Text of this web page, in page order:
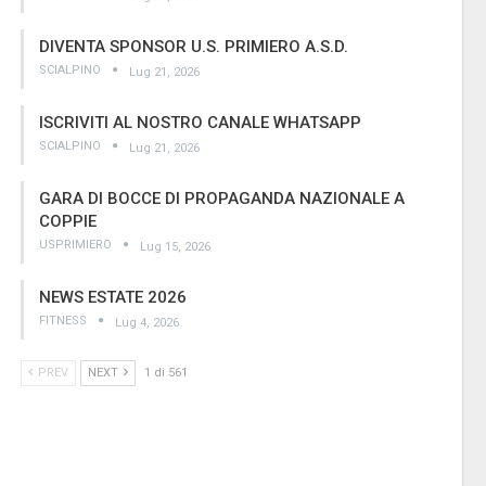
DIVENTA SPONSOR U.S. PRIMIERO A.S.D.
SCIALPINO Lug 21, 2026
ISCRIVITI AL NOSTRO CANALE WHATSAPP
SCIALPINO Lug 21, 2026
GARA DI BOCCE DI PROPAGANDA NAZIONALE A
COPPIE
USPRIMIERO Lug 15, 2026
NEWS ESTATE 2026
FITNESS Lug 4, 2026
PREV NEXT 1 di 561